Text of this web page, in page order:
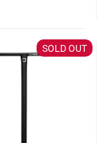
SOLD OUT